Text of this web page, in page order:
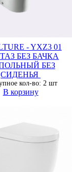
- YXZ3 01
БЕЗ БАЧКА
БЕЗ
СИДЕНЬЯ
кол-во: 2 шт
В корзину